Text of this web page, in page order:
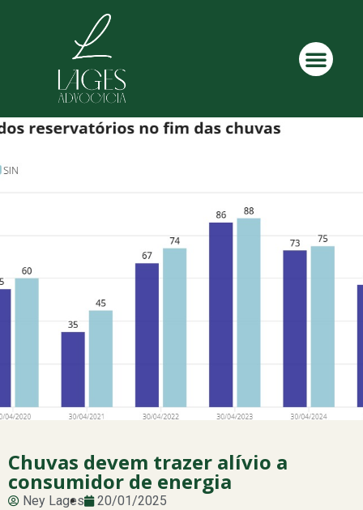
Chuvas devem trazer alívio a
consumidor de energia
Ney Lages 20/01/2025